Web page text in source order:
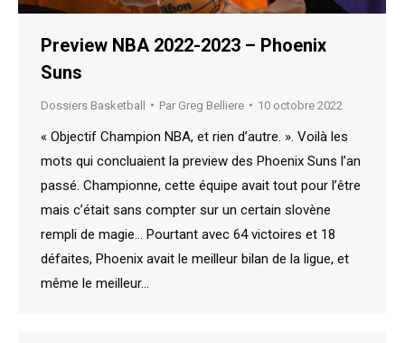
Preview NBA 2022-2023 – Phoenix
Suns
Dossiers Basketball Par Greg Belliere 10 octobre 2022
« Objectif Champion NBA, et rien d’autre. ». Voilà les
mots qui concluaient la preview des Phoenix Suns l’an
passé. Championne, cette équipe avait tout pour l’être
mais c’était sans compter sur un certain slovène
rempli de magie… Pourtant avec 64 victoires et 18
défaites, Phoenix avait le meilleur bilan de la ligue, et
même le meilleur…